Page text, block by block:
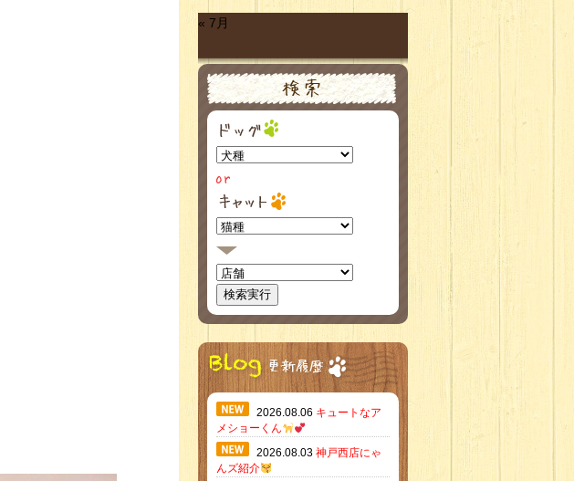
« 7月
2026.08.06 キュートなア
メショーくん
2026.08.03 神戸西店にゃ
んズ紹介